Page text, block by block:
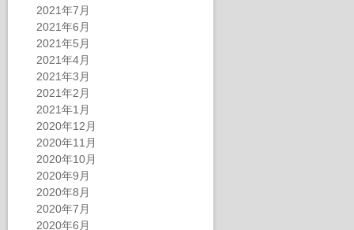
2021年7月
2021年6月
2021年5月
2021年4月
2021年3月
2021年2月
2021年1月
2020年12月
2020年11月
2020年10月
2020年9月
2020年8月
2020年7月
2020年6月